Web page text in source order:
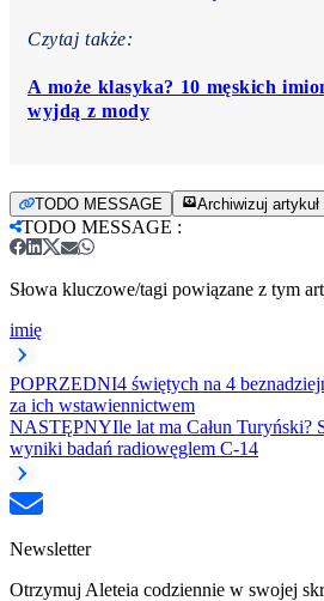
Czytaj także:
A może klasyka? 10 męskich
wyjdą z mody
TODO MESSAGE Archiwizuj artykuł
TODO MESSAGE :
Słowa kluczowe/tagi powiązane z tym
imię
POPRZEDNI4 świętych na 4
za ich wstawiennictwem
NASTĘPNYIle lat ma Całun Turyński?
wyniki badań radiowęglem C-14
Newsletter
Otrzymuj Aleteia codziennie w swojej